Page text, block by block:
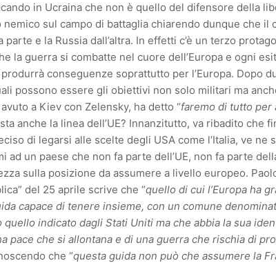
in Ucraina che non è quello del difensore della
sul campo di battaglia chiarendo dunque che il
parte e la Russia dall’altra. In effetti c’è un terzo
la guerra si combatte nel cuore dell’Europa e ogni
conseguenze soprattutto per l’Europa. Dopo
possono essere gli obiettivi non solo militari ma
a Kiev con Zelensky, ha detto “faremo di tutto per
anche la linea dell’UE? Innanzitutto, va ribadito che
di legarsi alle scelte degli USA come l’Italia, ve ne
ad un paese che non fa parte dell’UE, non fa parte
sulla posizione da assumere a livello europeo.
del 25 aprile scrive che “quello di cui l’Europa ha
capace di tenere insieme, con un comune
indicato dagli Stati Uniti ma che abbia la sua
pace che si allontana e di una guerra che rischia di
che “questa guida non può che assumere la